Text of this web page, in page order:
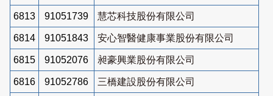
6813 91051739 慧芯科技股份有限公司
6814 91051843 安心智醫健康事業股份有限公司
6815 91052076 昶豪興業股份有限公司
6816 91052786 三橋建設股份有限公司